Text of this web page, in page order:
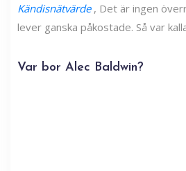
Kändisnätvärde , Det är ingen
lever ganska påkostade. Så var
Var bor Alec Baldwin?